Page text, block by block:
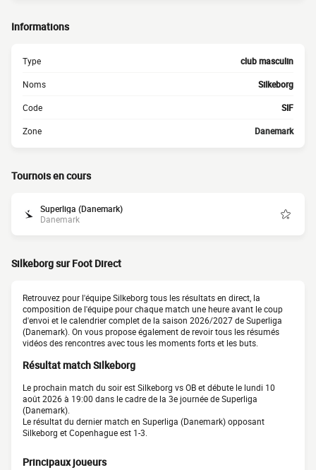
Informations
Type club masculin
Noms Silkeborg
Code SIF
Zone Danemark
Tournois en cours
Superliga (Danemark)
Danemark
Silkeborg sur Foot Direct
Retrouvez pour l'équipe Silkeborg tous les résultats en direct, la
composition de l'équipe pour chaque match une heure avant le coup
d'envoi et le calendrier complet de la saison 2026/2027 de Superliga
(Danemark). On vous propose également de revoir tous les résumés
vidéos des rencontres avec tous les moments forts et les buts.
Résultat match Silkeborg
Le prochain match du soir est Silkeborg vs OB et débute le lundi 10
août 2026 à 19:00 dans le cadre de la 3e journée de Superliga
(Danemark).
Le résultat du dernier match en Superliga (Danemark) opposant
Silkeborg et Copenhague est 1-3.
Principaux joueurs